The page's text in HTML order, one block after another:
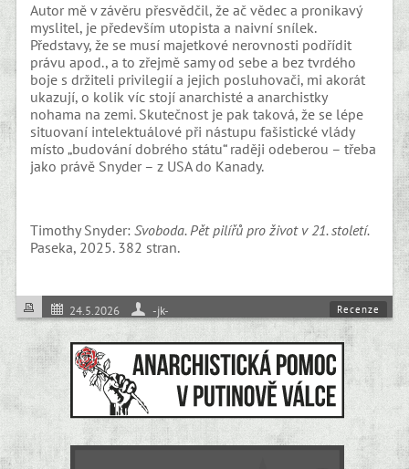
Autor mě v závěru přesvědčil, že ač vědec a pronikavý
myslitel, je především utopista a naivní snílek.
Představy, že se musí majetkové nerovnosti podřídit
právu apod., a to zřejmě samy od sebe a bez tvrdého
boje s držiteli privilegií a jejich posluhovači, mi akorát
ukazují, o kolik víc stojí anarchisté a anarchistky
nohama na zemi. Skutečnost je pak taková, že se lépe
situovaní intelektuálové při nástupu fašistické vlády
místo „budování dobrého státu“ raději odeberou – třeba
jako právě Snyder – z USA do Kanady.
Timothy Snyder:Svoboda. Pět pilířů pro život v 21. století.
Paseka, 2025. 382 stran.
24.5.2026 -jk- Recenze